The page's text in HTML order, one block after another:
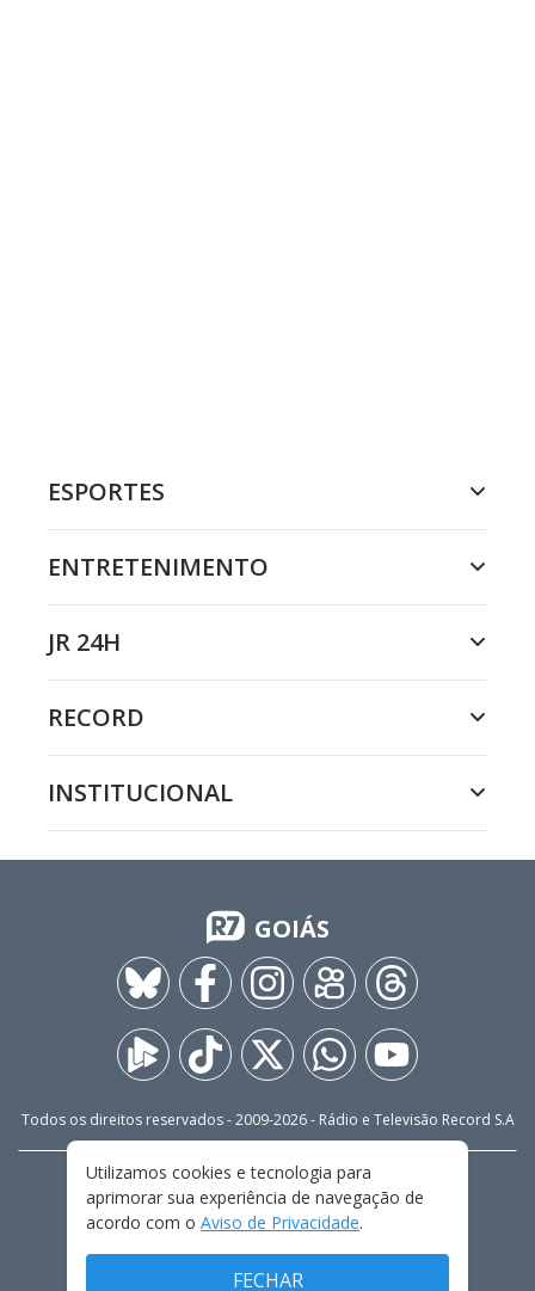
ESPORTES
ENTRETENIMENTO
JR 24H
RECORD
INSTITUCIONAL
GOIÁS
Todos os direitos reservados - 2009-2026- Rádio e Televisão Record S.A
FALE CONOSCO
PRIVACIDADE
TERMOS E CONDIÇÕES DE USO
Utilizamos cookies e tecnologia para
aprimorar sua experiência de navegação de
acordo com o Aviso de Privacidade.
FECHAR